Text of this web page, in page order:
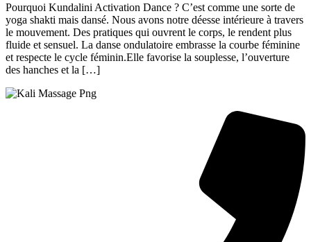
Pourquoi Kundalini Activation Dance ? C’est comme une sorte de
yoga shakti mais dansé. Nous avons notre déesse intérieure à travers
le mouvement. Des pratiques qui ouvrent le corps, le rendent plus
fluide et sensuel. La danse ondulatoire embrasse la courbe féminine
et respecte le cycle féminin.Elle favorise la souplesse, l’ouverture
des hanches et la […]